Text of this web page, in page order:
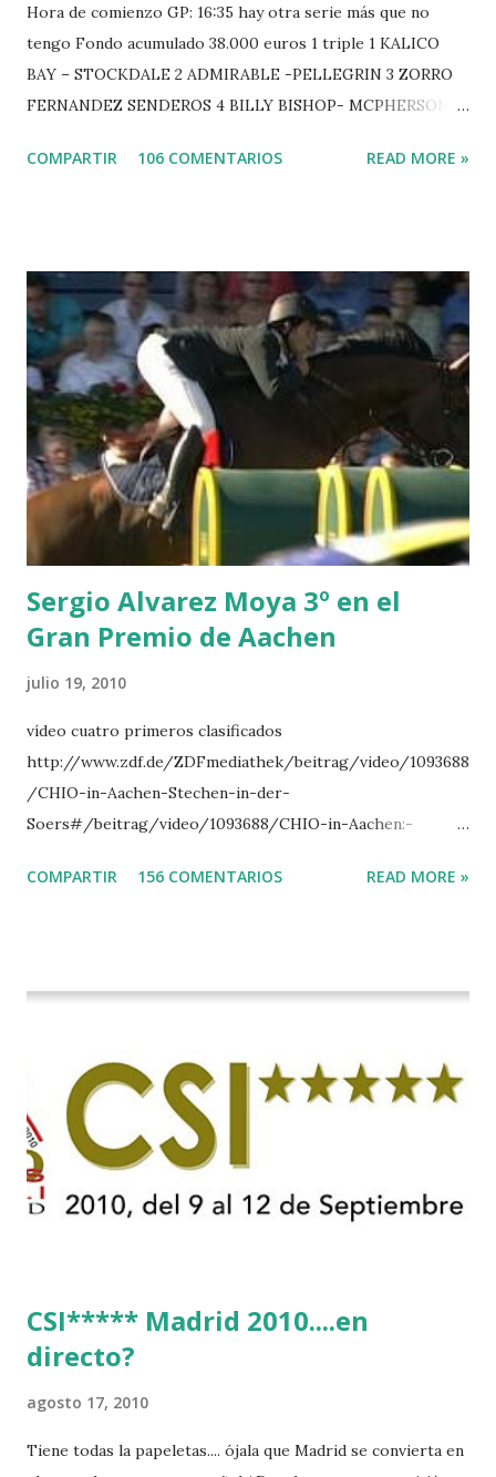
Hora de comienzo GP: 16:35 hay otra serie más que no
tengo Fondo acumulado 38.000 euros 1 triple 1 KALICO
BAY – STOCKDALE 2 ADMIRABLE -PELLEGRIN 3 ZORRO
FERNANDEZ SENDEROS 4 BILLY BISHOP- MCPHERSON 5
-EPAILLARD 7 GIG AMAI M WHITAKER 8 SILVANA DU
POWER - MILLAR 5 ARMANIE -VOORN 6 QUERLYBET
HERO -LEJAUNE 7 MO CHROI - O’BRIEN 8 CARMENA Z -
BREEN 9 JALLA DE GAVIERE -RAMZY AL DUHAMI 10
NOVEL -PHILIPPAERTS 3 triple 1 LATE NIGHT -LEVY 2 K
CLUB LADY -O’CONNOR 3 QUICK STUDY - HOUGH 4
LORENZO -AHLMANN 5 L’ESPOIR -GULLIKSEN 6
TOPINAMBOUR -LEPREVOST 7 WISCONSIN 111 -MOYA 8
INTERTOY Z - BRASH 9 HERALD –CORDON 10 SELDANA
DI CAMPALTO -SHARBATLY Vuelta Triunfal... el ganador
del Gran Premio en su vuelta de honor
COMPARTIR 106 COMENTARIOS READ MORE »
Sergio Alvarez Moya 3º en el
Gran Premio de Aachen
julio 19, 2010
vídeo cuatro primeros clasificados
http://www.zdf.de/ZDFmediathek/beitrag/video/1093688
/CHIO-in-Aachen-Stechen-in-der-
Soers#/beitrag/video/1093688/CHIO-in-Aachen:-
COMPARTIR 156 COMENTARIOS READ MORE »
CSI***** Madrid 2010....en
directo?
agosto 17, 2010
Tiene todas la papeletas.... ójala que Madrid se convierta en